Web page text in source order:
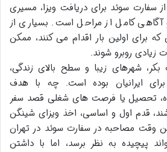
سوئد برای دریافت ویزا، مسیری
کامل از مراحل است. بسیاری از
که برای اولین بار اقدام می کنند، ممکن
زیادی روبرو شوند.
شهرهای زیبا و سطح بالای زندگی،
ایرانیان بوده است. چه با هدف
تحصیل یا فرصت های شغلی قصد سفر
قدم اول و اساسی، اخذ ویزای شینگن
وقت مصاحبه در سفارت سوئد در تهران
پیچیده به نظر برسد، اما با داشتن